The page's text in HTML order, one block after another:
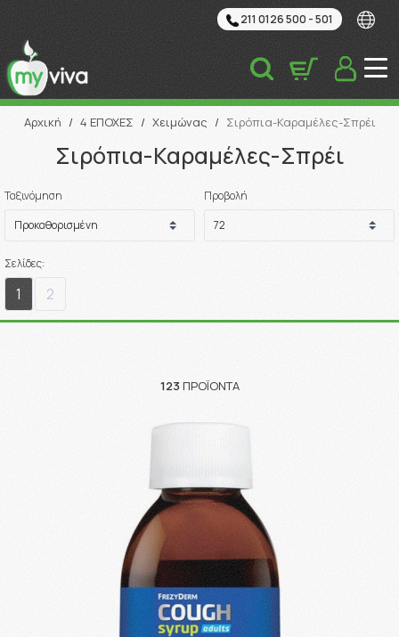
211 0126 500 - 501
Αναζήτηση
Αρχική / 4 ΕΠΟΧΕΣ / Χειμώνας / Σιρόπια-Καραμέλες-Σπρέι
Σιρόπια-Καραμέλες-Σπρέι
Ταξινόμηση Προβολή
Σελίδες:
1 2
123ΠΡΟΪΌΝΤΑ